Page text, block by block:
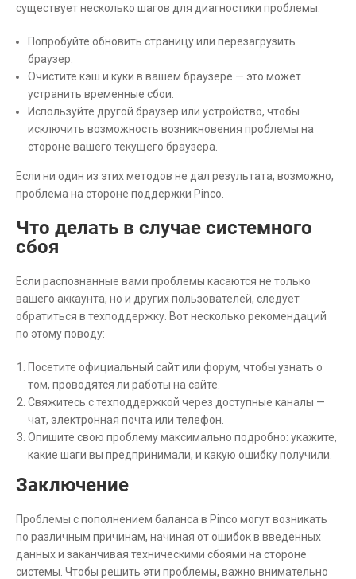
существует несколько шагов для диагностики проблемы:
Попробуйте обновить страницу или перезагрузить
браузер.
Очистите кэш и куки в вашем браузере — это может
устранить временные сбои.
Используйте другой браузер или устройство, чтобы
исключить возможность возникновения проблемы на
стороне вашего текущего браузера.
Если ни один из этих методов не дал результата, возможно,
проблема на стороне поддержки Pinco.
Что делать в случае системного
сбоя
Если распознанные вами проблемы касаются не только
вашего аккаунта, но и других пользователей, следует
обратиться в техподдержку. Вот несколько рекомендаций
по этому поводу:
Посетите официальный сайт или форум, чтобы узнать о
том, проводятся ли работы на сайте.
Свяжитесь с техподдержкой через доступные каналы —
чат, электронная почта или телефон.
Опишите свою проблему максимально подробно: укажите,
какие шаги вы предпринимали, и какую ошибку получили.
Заключение
Проблемы с пополнением баланса в Pinco могут возникать
по различным причинам, начиная от ошибок в введенных
данных и заканчивая техническими сбоями на стороне
системы. Чтобы решить эти проблемы, важно внимательно